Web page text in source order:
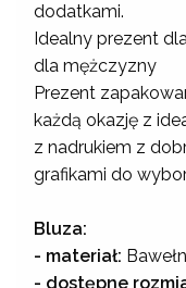
dodatkami.
Idealny prezent
dla mężczyzny
Prezent
każdą okazję z
z nadrukiem z
grafikami do
Bluza:
- materiał:
- dostępne